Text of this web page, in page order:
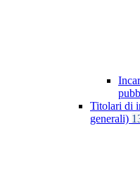
Titolari di
generali)